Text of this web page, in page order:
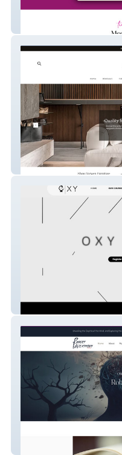
Transformed Women Co
darwenfurniture
OXY-MARKT